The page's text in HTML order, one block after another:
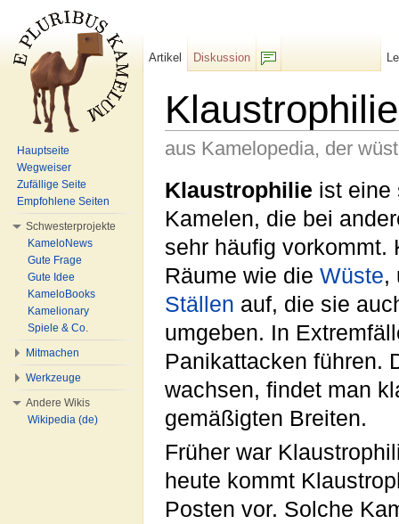
Klaustrophilie
aus Kamelopedia, der
Klaustrophilie ist eine
Kamelen, die bei
sehr häufig vorkommt.
Räume wie die Wüste,
Ställen auf, die sie
umgeben. In
Panikattacken führen.
wachsen, findet man
gemäßigten Breiten.
Früher war
heute kommt
Posten vor. Solche
Artikel
Diskussion
Hauptseite
Wegweiser
Zufällige Seite
Empfohlene Seiten
Schwesterprojekte
KameloNews
Gute Frage
Gute Idee
KameloBooks
Kamelionary
Spiele & Co.
Mitmachen
Werkzeuge
Andere Wikis
Wikipedia (de)